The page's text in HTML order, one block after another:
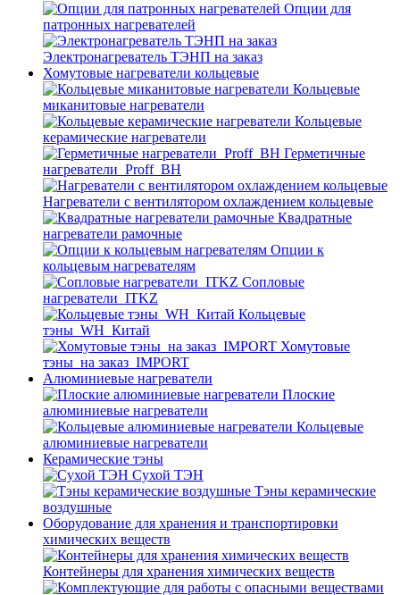
Опции для
патронных нагревателей
Электронагреватель ТЭНП на заказ
Хомутовые нагреватели кольцевые
Кольцевые
миканитовые нагреватели
Кольцевые
керамические нагреватели
Герметичные
нагреватели_Proff_BH
Нагреватели с вентилятором охлаждением кольцевые
Квадратные
нагреватели рамочные
Опции к
кольцевым нагревателям
Cопловые
нагреватели_ITKZ
Кольцевые
тэны_WH_Китай
Хомутовые
тэны_на заказ_IMPORT
Алюминиевые нагреватели
Плоские
алюминиевые нагреватели
Кольцевые
алюминиевые нагреватели
Керамические тэны
Сухой ТЭН
Тэны керамические
воздушные
Оборудование для хранения и транспортировки
химических веществ
Контейнеры для хранения химических веществ